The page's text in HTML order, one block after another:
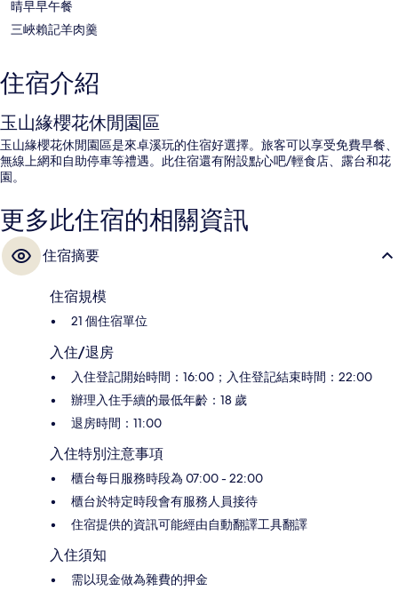
晴早早午餐
三峽賴記羊肉羹
住宿介紹
玉山緣櫻花休閒園區
玉山緣櫻花休閒園區是來卓溪玩的住宿好選擇。旅客可以享受免費早餐、
無線上網和自助停車等禮遇。此住宿還有附設點心吧/輕食店、露台和花
園。
更多此住宿的相關資訊
住宿摘要
住宿規模
21 個住宿單位
入住/退房
入住登記開始時間：16:00；入住登記結束時間：22:00
辦理入住手續的最低年齡：18 歲
退房時間：11:00
入住特別注意事項
櫃台每日服務時段為 07:00 - 22:00
櫃台於特定時段會有服務人員接待
住宿提供的資訊可能經由自動翻譯工具翻譯
入住須知
需以現金做為雜費的押金